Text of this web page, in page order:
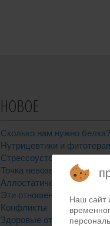
НОВОЕ
Сколько нам нужно белка?
Нутрицевтики и
Стрессоустойчивость
Точка невозврата
Аллостатическая нагрузка
Эти отношения делают
Конфликты
Здоровые отношения в
Наш сайт